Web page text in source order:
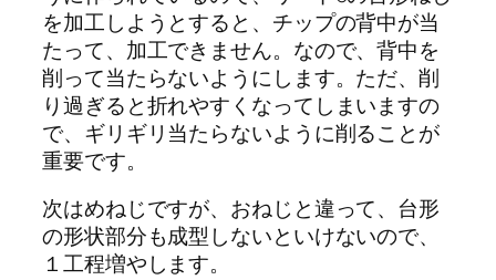
を加工しようとすると、チップの背中が当
たって、加工できません。なので、背中を
削って当たらないようにします。ただ、削
り過ぎると折れやすくなってしまいますの
で、ギリギリ当たらないように削ることが
重要です。
次はめねじですが、おねじと違って、台形
の形状部分も成型しないといけないので、
１工程増やします。